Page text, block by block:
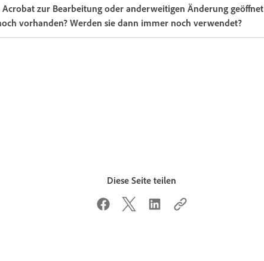
zur Bearbeitung oder anderweitigen Änderung geöffnet
vorhanden? Werden sie dann immer noch verwendet?
Diese Seite teilen